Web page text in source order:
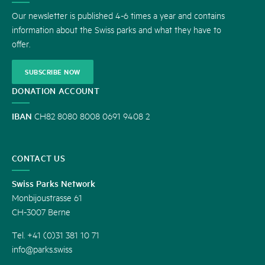
US
Our newsletter is published 4-6 times a year and contains
information about the Swiss parks and what they have to
offer.
SUBSCRIBE NOW
DONATION ACCOUNT
IBAN CH82 8080 8008 0691 9408 2
CONTACT US
Swiss Parks Network
Monbijoustrasse 61
CH-3007 Berne
Tel. +41 (0)31 381 10 71
info@parks.swiss